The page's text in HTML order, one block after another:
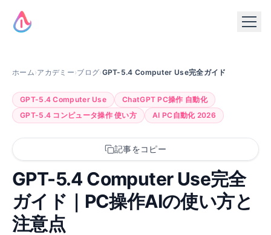
ホーム›アカデミー›ブログ›GPT-5.4 Computer Use完全ガイド
GPT-5.4 Computer Use
ChatGPT PC操作 自動化
GPT-5.4 コンピュータ操作 使い方
AI PC自動化 2026
記事をコピー
GPT-5.4 Computer Use完全
ガイド｜PC操作AIの使い方と
注意点